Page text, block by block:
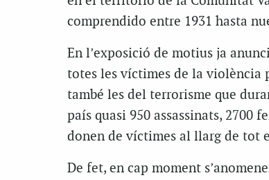
comprendido entre 1931 hasta
En l’exposició de motius ja
totes les víctimes de la violència
també les del terrorisme que
país quasi 950 assassinats, 2700
donen de víctimes al llarg de tot
De fet, en cap moment